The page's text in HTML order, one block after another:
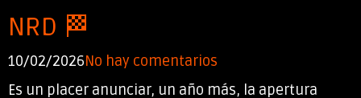
NRD 🏁
10/02/2026No hay comentarios
Es un placer anunciar, un año más, la apertura